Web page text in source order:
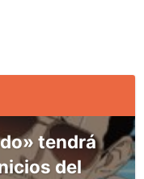
tendrá
del